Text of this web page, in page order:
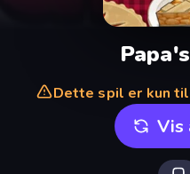
Dette spil er kun
Vis